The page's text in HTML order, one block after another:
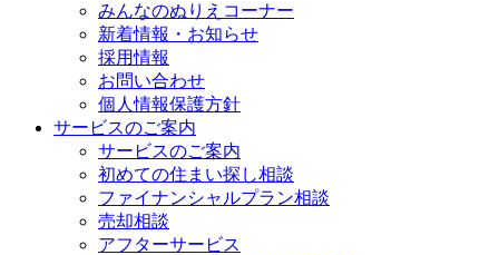
みんなのぬりえコーナー
新着情報・お知らせ
採用情報
お問い合わせ
個人情報保護方針
サービスのご案内
サービスのご案内
初めての住まい探し相談
ファイナンシャルプラン相談
売却相談
アフターサービス